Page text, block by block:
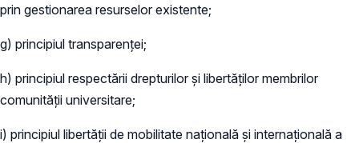
prin gestionarea resurselor existente;
g) principiul transparenţei;
h) principiul respectării drepturilor şi libertăţilor membrilor
comunităţii universitare;
i) principiul libertăţii de mobilitate naţională şi internaţională a